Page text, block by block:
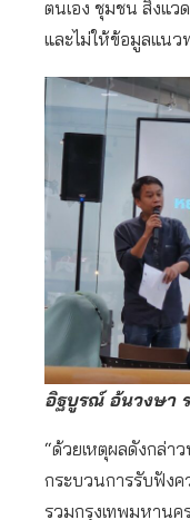
ตนเอง ชุมชน สิ่งแ
และไม่ให้ข้อมูลแนว
อิฐบูรณ์ อ้นวงษา ร
“ด้วยเหตุผลดังกล่า
กระบวนการรับฟังค
รวมกรุงเทพมหานค